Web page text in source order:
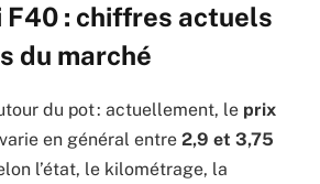
F40 : chiffres actuels
du marché
du pot : actuellement, le prix
varie en général entre 2,9 et 3,75
l’état, le kilométrage, la